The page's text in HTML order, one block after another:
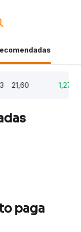
21,60 1,27%
paga